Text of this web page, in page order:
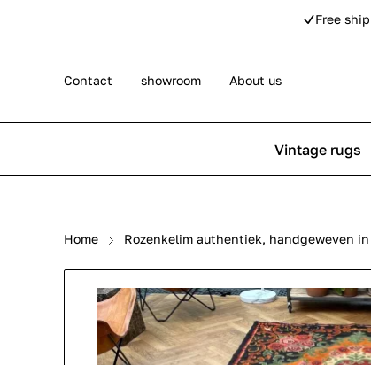
Free
Contact showroom About us
Vintage rugs
Persian rugs
Rose kilim rugs Pip
Home Rozenkelim authentiek, handgeweven